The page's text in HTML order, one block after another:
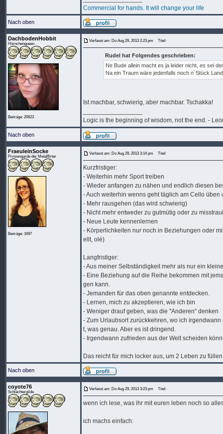
Commercial for hands. It will change your life
Nach oben
DachbodenHobbit
Hörnchenqueen
Beiträge: 20623
Verfasst am: Do Aug 29, 2013 2:23 pm Titel:
Rudel hat Folgendes geschrieben:
Ne Bude allein macht es ja leider nicht, es sei
Na ein Traum wäre jedenfalls noch n`Stück
Ist machbar, schwierig, aber machbar. Tschakka!
Logic is the beginning of wisdom, not the end. -
Nach oben
FraeuleinSocke
Prinzengarde der Metalflirter
Beiträge: 1697
Verfasst am: Do Aug 29, 2013 3:14 pm Titel:
Kurzfristiger:
- Weiterhin mehr Sport treiben
- Wieder anfangen zu nähen und endlich diesen
- Auch weiterhin wenns geht täglich am Cello
- Mehr rausgehen (das wird schwierig)
- Nicht mehr entweder zu gutmütig oder zu
- Neue Leute kennenlernen
- Körperlichkeiten nur noch in Beziehungen oder
ellt, olé)
Langfristiger:
- Aus meiner Selbständigkeit mehr als nur ein
- Eine Beziehung auf die Reihe bekommen mit
gen kann.
- Jemanden für das oben genannte entdecken.
- Lernen, mich zu akzeptieren, wie ich bin
- Weniger drauf geben, was die "Anderen" denken
- Zum Urlaubsort zurückkehren, wo ich
t, was genau. Aber es ist dringend.
- Irgendwann zufrieden aus der Welt scheiden
Das reicht für mich locker aus, um 2 Leben zu
Nach oben
coyote76
Schlächtergilde
Verfasst am: Do Aug 29, 2013 3:23 pm Titel:
wenn ich lese, was ihr mit euren leben noch so
ich machs einfach: